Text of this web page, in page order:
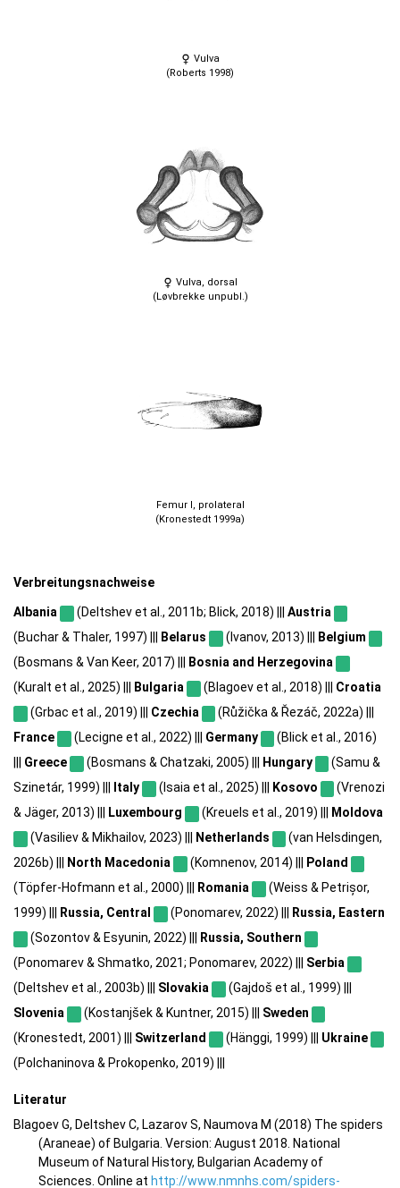
Vulva
(Roberts 1998)
Vulva, dorsal
(Løvbrekke unpubl.)
Femur I, prolateral
(Kronestedt 1999a)
Verbreitungsnachweise
Albania (Deltshev et al., 2011b; Blick, 2018) ||| Austria
(Buchar & Thaler, 1997) |||
Belarus (Ivanov, 2013) |||
Belgium
(Bosmans & Van Keer, 2017) |||
Bosnia and Herzegovina
(Kuralt et al., 2025) |||
Bulgaria (Blagoev et al., 2018) ||| Croatia
(Grbac et al., 2019) ||| Czechia
(Růžička & Řezáč, 2022a) |||
France
(Lecigne et al., 2022) ||| Germany
(Blick et al., 2016)
Greece (Bosmans & Chatzaki, 2005) ||| Hungary
(Samu &
Szinetár, 1999) |||
Italy (Isaia et al., 2025) ||| Kosovo
(Vrenozi
& Jäger, 2013) |||
Luxembourg (Kreuels et al., 2019) |||
Moldova
(Vasiliev & Mikhailov, 2023) |||
Netherlands
(van Helsdingen,
2026b) |||
North Macedonia (Komnenov, 2014) |||
Poland
(Töpfer-Hofmann et al., 2000) |||
Romania
(Weiss & Petrișor,
1999) |||
Russia, Central (Ponomarev, 2022) |||
Russia, Eastern
(Sozontov & Esyunin, 2022) |||
Russia, Southern
(Ponomarev & Shmatko, 2021; Ponomarev, 2022) ||| Serbia
(Deltshev et al., 2003b) ||| Slovakia
(Gajdoš et al., 1999) |||
Slovenia
(Kostanjšek & Kuntner, 2015) ||| Sweden
(Kronestedt, 2001) ||| Switzerland (Hänggi, 1999) ||| Ukraine
(Polchaninova & Prokopenko, 2019) |||
Literatur
Blagoev G, Deltshev C, Lazarov S, Naumova M (2018) The spiders
(Araneae) of Bulgaria. Version: August 2018. National
Museum of Natural History, Bulgarian Academy of
Sciences. Online at http://www.nmnhs.com/spiders-